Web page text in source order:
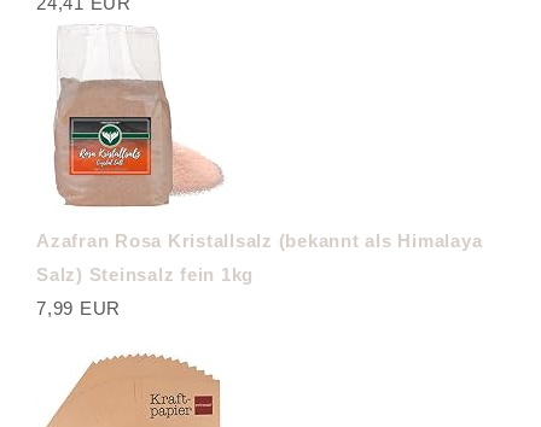
Azafran Rosa Kristallsalz (bekannt als Himalaya
Salz) Steinsalz fein 1kg
7,99 EUR